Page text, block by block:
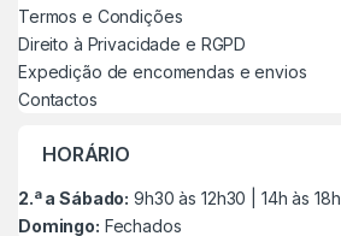
Termos e Condições
Direito à Privacidade e RGPD
Expedição de encomendas e envios
Contactos
HORÁRIO
2.ª a Sábado: 9h30 às 12h30 | 14h às 18h
Domingo: Fechados